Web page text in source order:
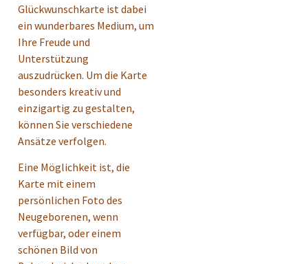
Glückwunschkarte ist dabei
ein wunderbares Medium, um
Ihre Freude und
Unterstützung
auszudrücken. Um die Karte
besonders kreativ und
einzigartig zu gestalten,
können Sie verschiedene
Ansätze verfolgen.
Eine Möglichkeit ist, die
Karte mit einem
persönlichen Foto des
Neugeborenen, wenn
verfügbar, oder einem
schönen Bild von